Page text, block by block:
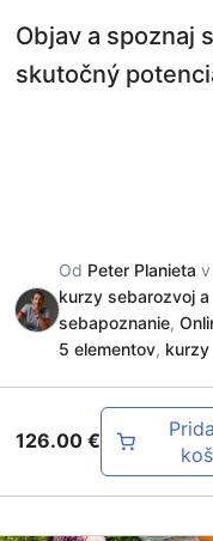
Objav a spoznaj
skutočný
Od Peter Planieta v
kurzy sebarozvoj a
sebapoznanie,
5 elementov, kurzy
126.00 €